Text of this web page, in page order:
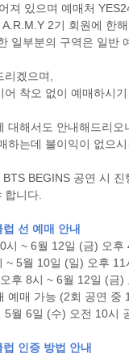
져 있으며 예매처
2기 회원에 한
일부분의 구역은 일반
겠으며,
착오 없이 예매하시기
대해서도 안내해드리오
하는데 불이익이 없으시
BEGINS 공연 시
니다.
선 예매 안내
~ 6월 12일 (금) 오후
5월 10일 (일) 오후 11
후 8시 ~ 6월 12일 (금)
예매 가능 (2회 공연 중
월 6일 (수) 오전 10시
인증 방법 안내